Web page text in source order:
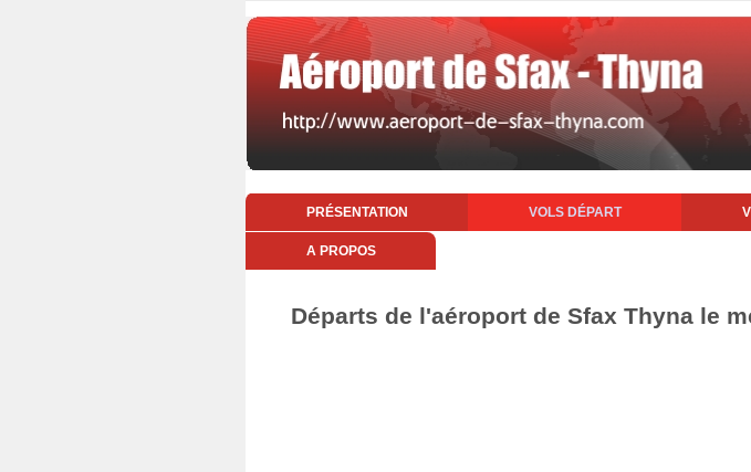
PRÉSENTATION VOLS DÉPART
A PROPOS
Départs de l'aéroport de Sfax Thyna le